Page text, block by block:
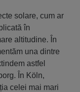
solare, cum ar
în
altitudine. În
una dintre
astfel
În Köln,
celei mai mari